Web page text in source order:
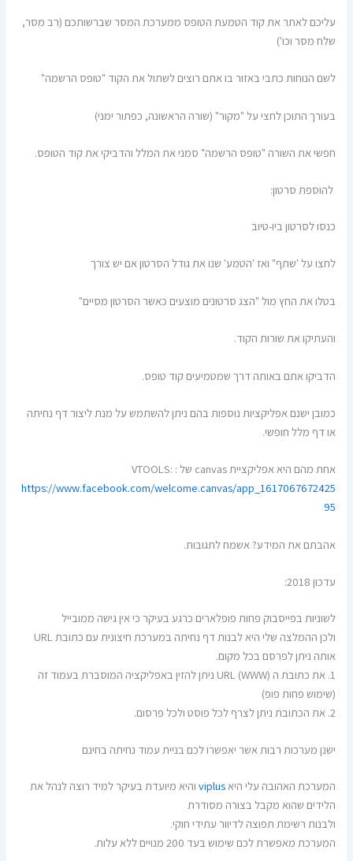
עליכם לאתר את קוד הטמעת הטופס ממערכת המסר שברשותכם (רב מסר,
שלח מסר וכו')
לשם הנוחות כתבי באזור בו אתם רוצים לשתול את הקוד "טופס הרשמה"
בעורך התוכן לחצי על "מקור" (שורה הראשונה, כפתור ימני)
חפשי את השורה "טופס הרשמה" סמני את המלל והדביקי את קוד הטופס.
להוספת סרטון:
כנסו לסרטון ביו-טיוב
לחצו על 'שתף" ואז 'הטמע' שנו את גודל הסרטון אם יש צורך
בטלו את החץ מול "הצג סרטונים מוצעים כאשר הסרטון מסיים"
והעתיקו את שורות הקוד.
הדביקו אתם באותה דרך שמטמיעים קוד טופס.
כמובן ישנם אפליקציות נוספות בהם ניתן להשתמש על מנת ליצור דף נחיתה
או דף מלל חופשי.
אחת מהם היא אפליקציית canvas של VTOOLS: :
https://www.facebook.com/welcome.canvas/app_1617067672425
95
אהבתם את המידע? אשמח לתגובות.
עדכון 2018:
לשוניות בפייסבוק פחות פופלארים כרגע בעיקר כי אין גישה ממובייל
ולכן ההמלצה שלי היא לבנות דף נחיתה במערכת חיצונית עם כתובת URL
אותה ניתן לפרסם בכל מקום.
1. את כתובת ה URL (WWW) ניתן להזין באפליקציה המוסברת בעמוד זה
(שימוש פחות פופ)
2. את הכתובת ניתן לצרף לכל פוסט ולכל פרסום.
ישנן מערכות רבות אשר יאפשרו לכם בניית עמוד נחיתה בחינם
המערכת האהובה עלי היאviplus והיא מיועדת בעיקר למיד רוצה לנהל את
הלידים שהוא מקבל בצורה מסודרת
ולבנות רשימת תפוצה לדיוור עתידי חוקי.
המערכת מאפשרת לכם שימוש בעד 200 מנויים ללא עלות.